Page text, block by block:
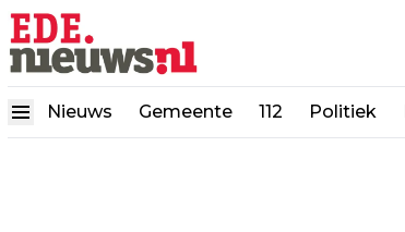
Nieuws Gemeente 112 Politiek